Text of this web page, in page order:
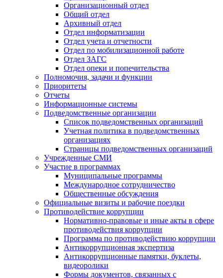
Организационный отдел
Общий отдел
Архивный отдел
Отдел информатизации
Отдел учета и отчетности
Отдел по мобилизационной работе
Отдел ЗАГС
Отдел опеки и попечительства
Полномочия, задачи и функции
Приоритеты
Отчеты
Информационные системы
Подведомственные организации
Список подведомственных организаций
Учетная политика в подведомственных
организациях
Страницы подведомственных организаций
Учрежденные СМИ
Участие в программах
Муниципальные программы
Международное сотрудничество
Общественные обсуждения
Официальные визиты и рабочие поездки
Противодействие коррупции
Нормативно-правовые и иные акты в сфере
противодействия коррупции
Программа по противодействию коррупции
Антикоррупционная экспертиза
Антикоррупционные памятки, буклеты,
видеоролики
Формы документов, связанных с